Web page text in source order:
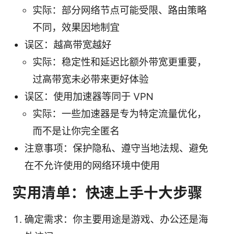
实际：部分网络节点可能受限、路由策略
不同，效果因地制宜
误区：越高带宽越好
实际：稳定性和延迟比额外带宽更重要，
过高带宽未必带来更好体验
误区：使用加速器等同于 VPN
实际：一些加速器是专为特定流量优化，
而不是让你完全匿名
注意事项：保护隐私、遵守当地法规、避免
在不允许使用的网络环境中使用
实用清单：快速上手十大步骤
确定需求：你主要用途是游戏、办公还是海